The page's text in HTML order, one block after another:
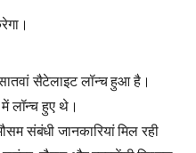
सैटेलाइट लॉन्च हुआ है।
लॉन्च हुए थे।
संबंधी जानकारियां मिल रही